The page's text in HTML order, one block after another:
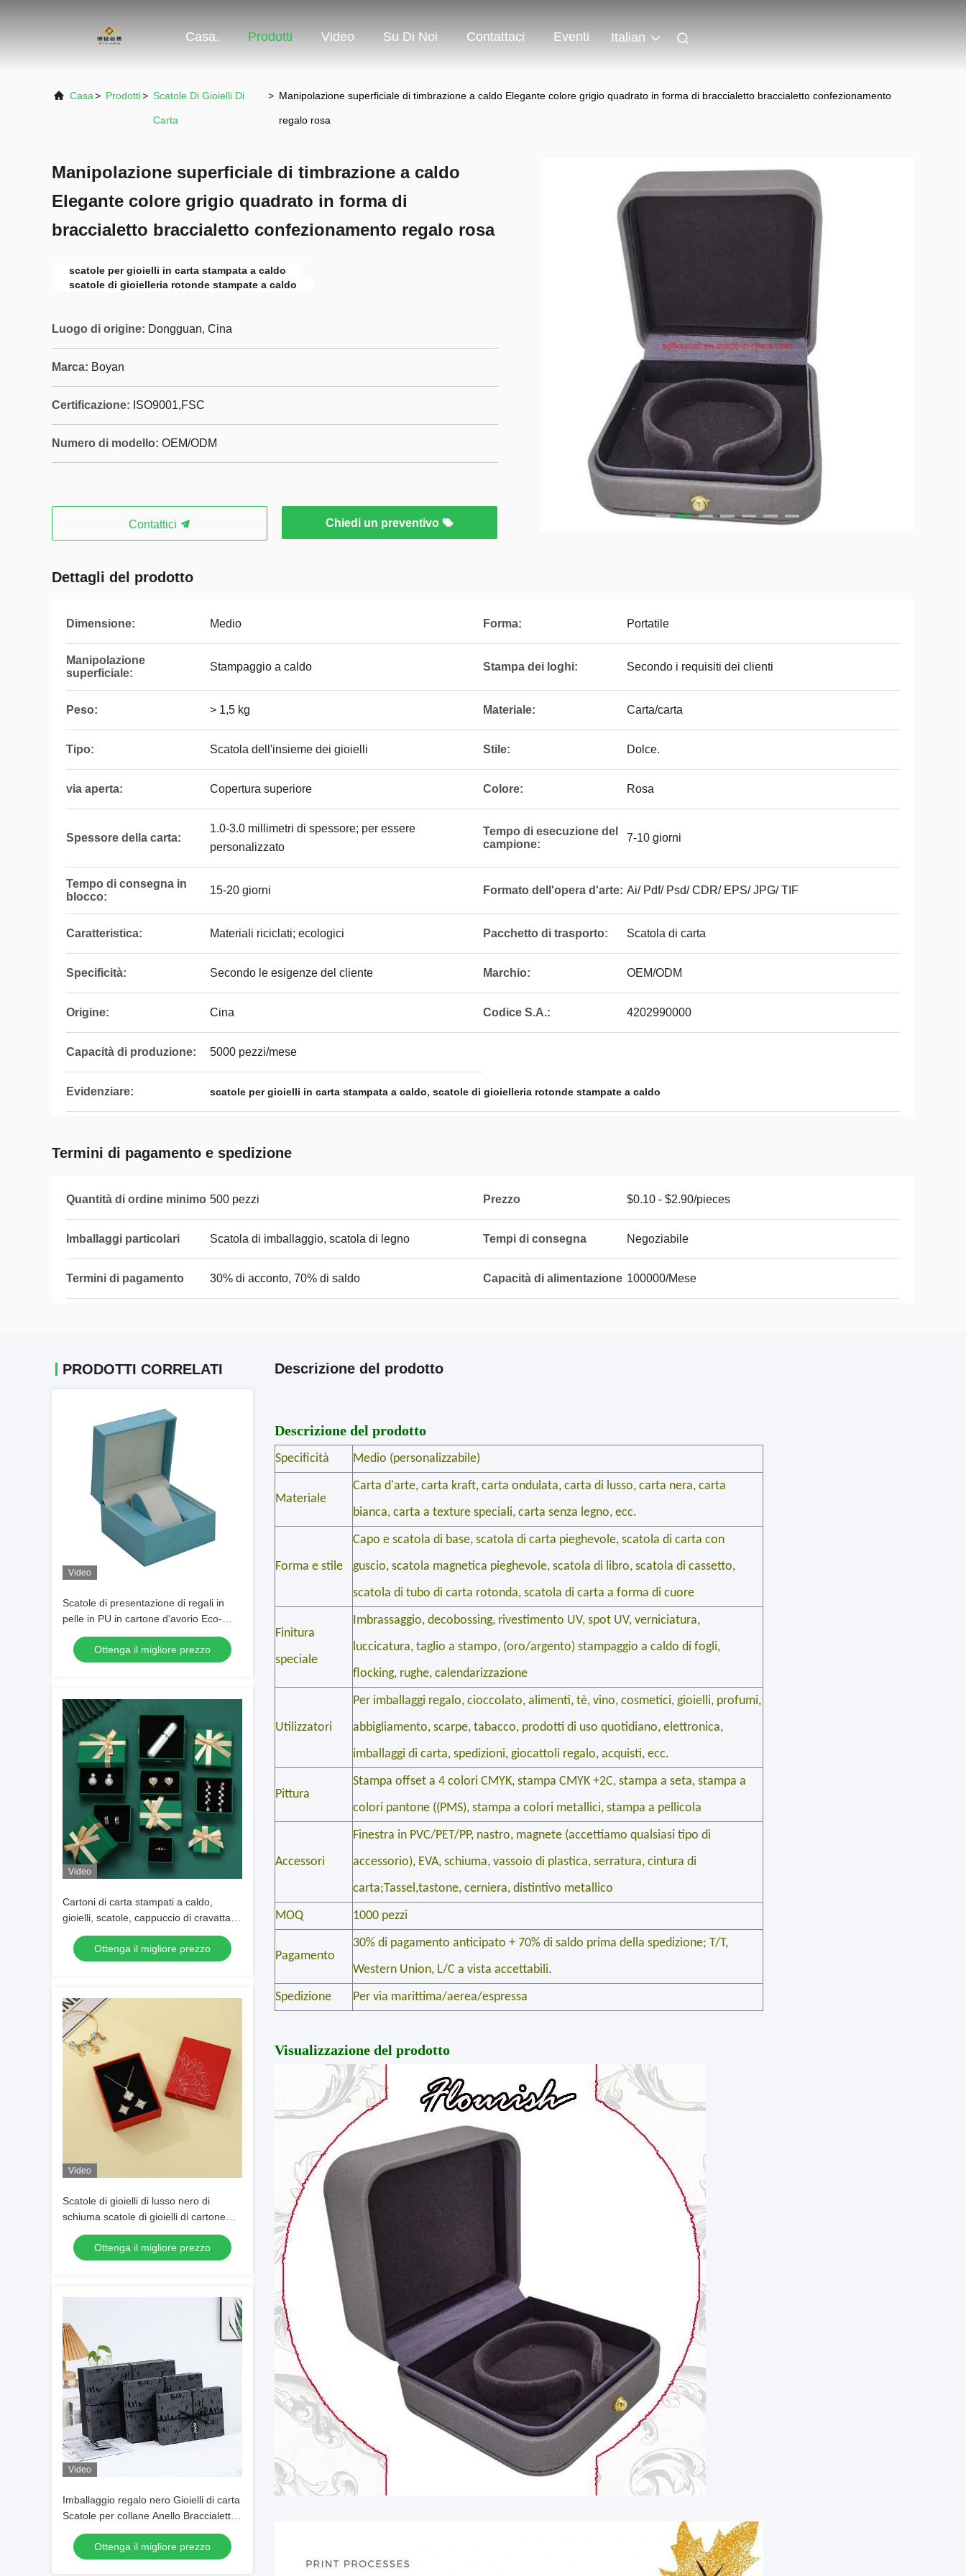
Casa. Prodotti Video Su Di Noi Contattaci Eventi Italian
Casa> Prodotti> Scatole Di Gioielli Di
Carta
> Manipolazione superficiale di timbrazione a caldo Elegante colore grigio quadrato in forma di braccialetto braccialetto confezionamento
regalo rosa
Manipolazione superficiale di timbrazione a caldo
Elegante colore grigio quadrato in forma di
braccialetto braccialetto confezionamento regalo rosa
scatole per gioielli in carta stampata a caldo
scatole di gioielleria rotonde stampate a caldo
Luogo di origine: Dongguan, Cina
Marca: Boyan
Certificazione: ISO9001,‌FSC
Numero di modello: OEM/ODM
Contattici Chiedi un preventivo
Dettagli del prodotto
Dimensione: Medio Forma: Portatile
Manipolazione
superficiale:
Stampaggio a caldo Stampa dei loghi: Secondo i requisiti dei clienti
Peso: > 1,5 kg Materiale: Carta/carta
Tipo: Scatola dell'insieme dei gioielli Stile: Dolce.
via aperta: Copertura superiore Colore: Rosa
Spessore della carta:
1.0-3.0 millimetri di spessore; per essere
personalizzato
Tempo di esecuzione del
campione:
7-10 giorni
Tempo di consegna in
blocco:
15-20 giorni Formato dell'opera d'arte: Ai/ Pdf/ Psd/ CDR/ EPS/ JPG/ TIF
Caratteristica: Materiali riciclati; ecologici Pacchetto di trasporto: Scatola di carta
Specificità: Secondo le esigenze del cliente Marchio: OEM/ODM
Origine: Cina Codice S.A.: 4202990000
Capacità di produzione: 5000 pezzi/mese
Evidenziare: scatole per gioielli in carta stampata a caldo, scatole di gioielleria rotonde stampate a caldo
Termini di pagamento e spedizione
Quantità di ordine minimo 500 pezzi Prezzo $0.10 - $2.90/pieces
Imballaggi particolari Scatola di imballaggio, scatola di legno Tempi di consegna Negoziabile
Termini di pagamento 30% di acconto, 70% di saldo Capacità di alimentazione 100000/Mese
PRODOTTI CORRELATI
Video
Scatole di presentazione di regali in
pelle in PU in cartone d'avorio Eco-
friendly per anello gioielli orologio
portafoglioOttenga il migliore prezzo
Video
Cartoni di carta stampati a caldo,
gioielli, scatole, cappuccio di cravatta,
cartone di base, cartone da
imballaggio, scatola regalo
Ottenga il migliore prezzo
Video
Scatole di gioielli di lusso nero di
schiuma scatole di gioielli di cartone
scatole regalo
Ottenga il migliore prezzo
Video
Imballaggio regalo nero Gioielli di carta
Scatole per collane Anello Braccialetto
Orologio Eco-friendly
Ottenga il migliore prezzo
Descrizione del prodotto
Descrizione del prodotto
Specificità Medio (personalizzabile)
Materiale
Carta d'arte, carta kraft, carta ondulata, carta di lusso, carta nera, carta
bianca, carta a texture speciali, carta senza legno, ecc.
Forma e stile
Capo e scatola di base, scatola di carta pieghevole, scatola di carta con
guscio, scatola magnetica pieghevole, scatola di libro, scatola di cassetto,
scatola di tubo di carta rotonda, scatola di carta a forma di cuore
Finitura
speciale
Imbrassaggio, decobossing, rivestimento UV, spot UV, verniciatura,
luccicatura, taglio a stampo, (oro/argento) stampaggio a caldo di fogli,
flocking, rughe, calendarizzazione
Utilizzatori
Per imballaggi regalo, cioccolato, alimenti, tè, vino, cosmetici, gioielli, profumi,
abbigliamento, scarpe, tabacco, prodotti di uso quotidiano, elettronica,
imballaggi di carta, spedizioni, giocattoli regalo, acquisti, ecc.
Pittura
Stampa offset a 4 colori CMYK, stampa CMYK +2C, stampa a seta, stampa a
colori pantone ((PMS), stampa a colori metallici, stampa a pellicola
Accessori
Finestra in PVC/PET/PP, nastro, magnete (accettiamo qualsiasi tipo di
accessorio), EVA, schiuma, vassoio di plastica, serratura, cintura di
carta;Tassel,tastone, cerniera, distintivo metallico
MOQ
1000 pezzi
Pagamento
30% di pagamento anticipato + 70% di saldo prima della spedizione; T/T,
Western Union, L/C a vista accettabili.
Spedizione
Per via marittima/aerea/espressa
Visualizzazione del prodotto